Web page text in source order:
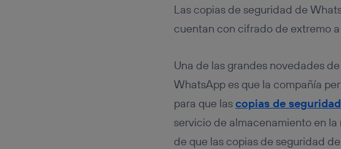
Las copias de seguridad de
cuentan con cifrado de extremo
Una de las grandes novedades
WhatsApp es que la compañía
para que lascopias de seguridad
servicio de almacenamiento en
de que las copias de seguridad
conecte su dispositivo y
Típicamente:
Si utilizas una
hayan dado su
únicamente en la
Puedes gestionar los
inferior de esta página
Para más información,